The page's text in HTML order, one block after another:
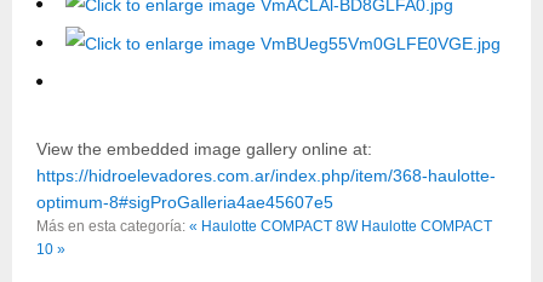
View the embedded image gallery online at:
https://hidroelevadores.com.ar/index.php/item/368-haulotte-
optimum-8#sigProGalleria4ae45607e5
Más en esta categoría: « Haulotte COMPACT 8W Haulotte COMPACT
10 »